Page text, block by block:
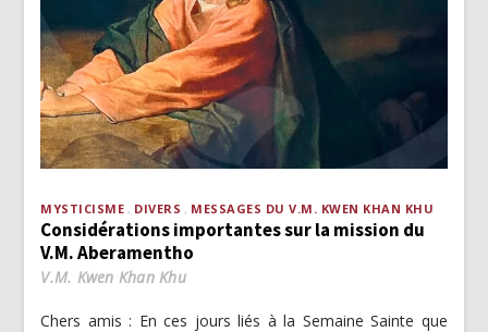
MYSTICISME DIVERS MESSAGES DU V.M. KWEN KHAN KHU
Considérations importantes sur la mission du
V.M. Aberamentho
V.M. Kwen Khan Khu
Chers amis : En ces jours liés à la Semaine Sainte que